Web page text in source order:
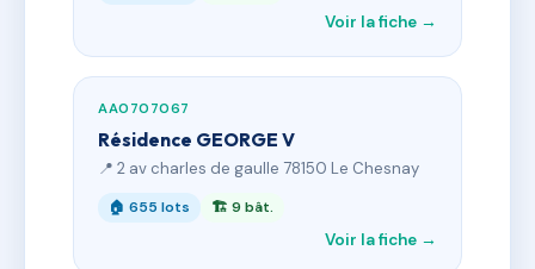
Voir la fiche →
AA0707067
Résidence GEORGE V
📍 2 av charles de gaulle 78150 Le Chesnay
🏠 655 lots 🏗 9 bât.
Voir la fiche →